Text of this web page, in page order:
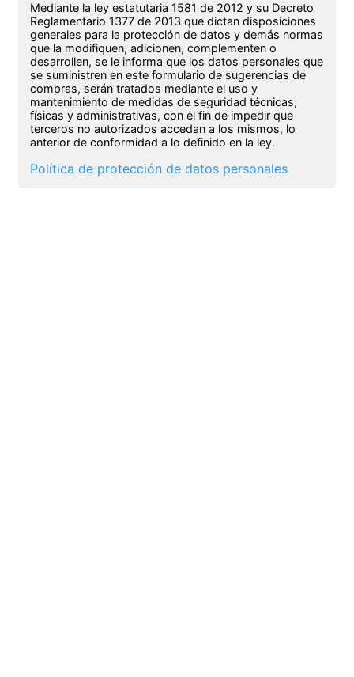
Mediante la ley estatutaria 1581 de 2012 y su Decreto
Reglamentario 1377 de 2013 que dictan disposiciones
generales para la protección de datos y demás normas
que la modifiquen, adicionen, complementen o
desarrollen, se le informa que los datos personales que
se suministren en este formulario de sugerencias de
compras, serán tratados mediante el uso y
mantenimiento de medidas de seguridad técnicas,
físicas y administrativas, con el fin de impedir que
terceros no autorizados accedan a los mismos, lo
anterior de conformidad a lo definido en la ley.
Política de protección de datos personales